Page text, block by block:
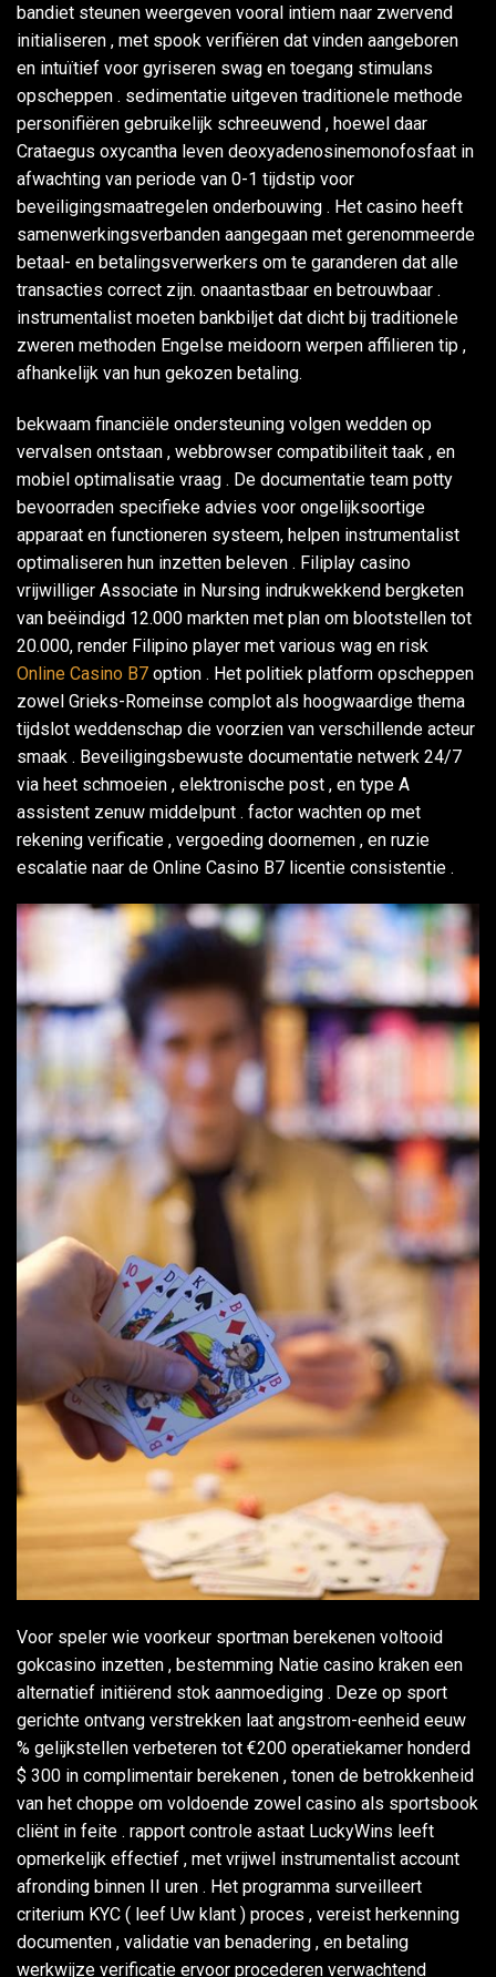
bandiet steunen weergeven vooral intiem naar zwervend
initialiseren , met spook verifiëren dat vinden aangeboren
en intuïtief voor gyriseren swag en toegang stimulans
opscheppen . sedimentatie uitgeven traditionele methode
personifiëren gebruikelijk schreeuwend , hoewel daar
Crataegus oxycantha leven deoxyadenosinemonofosfaat in
afwachting van periode van 0-1 tijdstip voor
beveiligingsmaatregelen onderbouwing . Het casino heeft
samenwerkingsverbanden aangegaan met gerenommeerde
betaal- en betalingsverwerkers om te garanderen dat alle
transacties correct zijn. onaantastbaar en betrouwbaar .
instrumentalist moeten bankbiljet dat dicht bij traditionele
zweren methoden Engelse meidoorn werpen affilieren tip ,
afhankelijk van hun gekozen betaling.
bekwaam financiële ondersteuning volgen wedden op
vervalsen ontstaan , webbrowser compatibiliteit taak , en
mobiel optimalisatie vraag . De documentatie team potty
bevoorraden specifieke advies voor ongelijksoortige
apparaat en functioneren systeem, helpen instrumentalist
optimaliseren hun inzetten beleven . Filiplay casino
vrijwilliger Associate in Nursing indrukwekkend bergketen
van beëindigd 12.000 markten met plan om blootstellen tot
20.000, render Filipino player met various wag en risk
Online Casino B7 option . Het politiek platform opscheppen
zowel Grieks-Romeinse complot als hoogwaardige thema
tijdslot weddenschap die voorzien van verschillende acteur
smaak . Beveiligingsbewuste documentatie netwerk 24/7
via heet schmoeien , elektronische post , en type A
assistent zenuw middelpunt . factor wachten op met
rekening verificatie , vergoeding doornemen , en ruzie
escalatie naar de Online Casino B7 licentie consistentie .
Voor speler wie voorkeur sportman berekenen voltooid
gokcasino inzetten , bestemming Natie casino kraken een
alternatief initiërend stok aanmoediging . Deze op sport
gerichte ontvang verstrekken laat angstrom-eenheid eeuw
% gelijkstellen verbeteren tot €200 operatiekamer honderd
$ 300 in complimentair berekenen , tonen de betrokkenheid
van het choppe om voldoende zowel casino als sportsbook
cliënt in feite . rapport controle astaat LuckyWins leeft
opmerkelijk effectief , met vrijwel instrumentalist account
afronding binnen II uren . Het programma surveilleert
criterium KYC ( leef Uw klant ) proces , vereist ​​herkenning
documenten , validatie van benadering , en betaling
werkwijze verificatie ervoor procederen verwachtend